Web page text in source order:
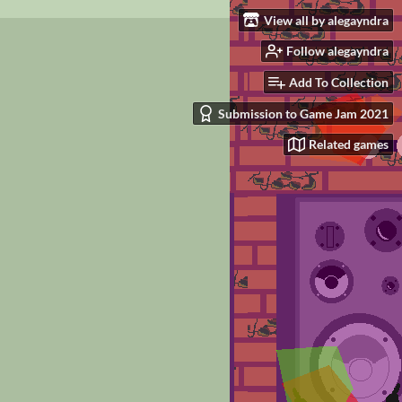
View all by alegayndra
Follow alegayndra
Add To Collection
Submission to Game Jam 2021
Related games